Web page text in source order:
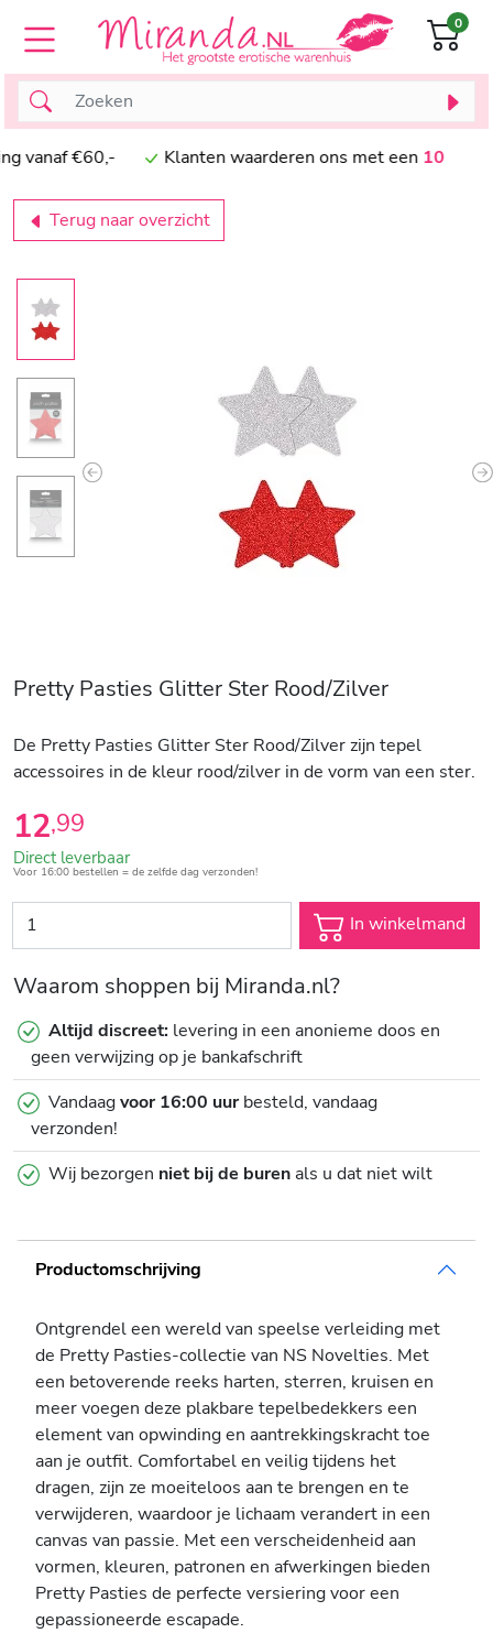
€60,- Klanten waarderen ons met een10
0
Terug naar overzicht
Previous
Pretty Pasties Glitter Ster Rood/Zilver
De Pretty Pasties Glitter Ster Rood/Zilver zijn tepel
accessoires in de kleur rood/zilver in de vorm van een ster.
12,99
Direct leverbaar
Voor 16:00 bestellen = de zelfde dag verzonden!
In winkelmand
Waarom shoppen bij Miranda.nl?
Altijd discreet: levering in een anonieme doos en
geen verwijzing op je bankafschrift
Vandaagvoor 16:00 uurbesteld, vandaag
verzonden!
Wij bezorgen niet bij de burenals u dat niet wilt
Productomschrijving
Ontgrendel een wereld van speelse verleiding met
de Pretty Pasties-collectie van NS Novelties. Met
een betoverende reeks harten, sterren, kruisen en
meer voegen deze plakbare tepelbedekkers een
element van opwinding en aantrekkingskracht toe
aan je outfit. Comfortabel en veilig tijdens het
dragen, zijn ze moeiteloos aan te brengen en te
verwijderen, waardoor je lichaam verandert in een
canvas van passie. Met een verscheidenheid aan
vormen, kleuren, patronen en afwerkingen bieden
Pretty Pasties de perfecte versiering voor een
gepassioneerde escapade.